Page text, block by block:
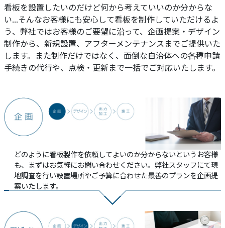
看板を設置したいのだけど何から考えていいのか分からな
い...そんなお客様にも安心して看板を制作していただけるよ
う、弊社ではお客様のご要望に沿って、企画提案・デザイン
制作から、新規設置、アフターメンテナンスまでご提供いた
します。また制作だけではなく、面倒な自治体への各種申請
手続きの代行や、点検・更新まで一括でご対応いたします。
どのように看板製作を依頼してよいのか分からないというお客様
も、まずはお気軽にお問い合わせください。弊社スタッフにて現
地調査を行い設置場所やご予算に合わせた最善のプランを企画提
案いたします。